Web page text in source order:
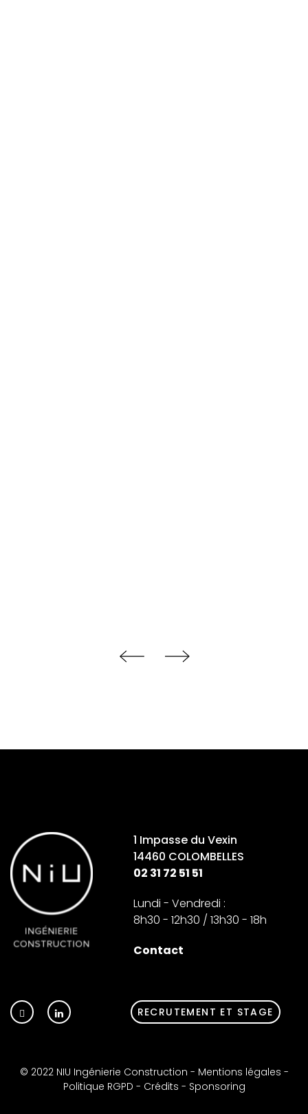
1 Impasse du Vexin
14460 COLOMBELLES
02 31 72 51 51
Lundi - Vendredi :
8h30 - 12h30 / 13h30 - 18h
Contact
RECRUTEMENT ET STAGE
© 2022 NIU Ingénierie Construction - Mentions légales -
Politique RGPD - Crédits - Sponsoring